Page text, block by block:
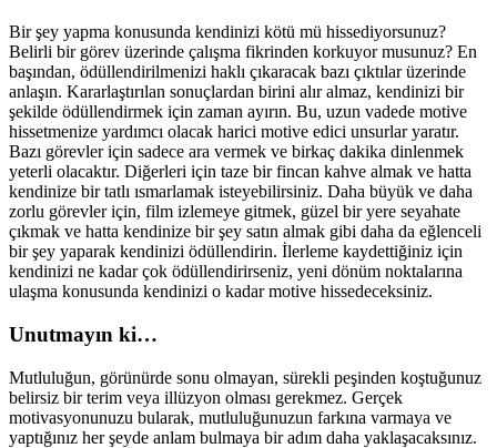
Bir şey yapma konusunda kendinizi kötü mü hissediyorsunuz?
Belirli bir görev üzerinde çalışma fikrinden korkuyor musunuz? En
başından, ödüllendirilmenizi haklı çıkaracak bazı çıktılar üzerinde
anlaşın. Kararlaştırılan sonuçlardan birini alır almaz, kendinizi bir
şekilde ödüllendirmek için zaman ayırın. Bu, uzun vadede motive
hissetmenize yardımcı olacak harici motive edici unsurlar yaratır.
Bazı görevler için sadece ara vermek ve birkaç dakika dinlenmek
yeterli olacaktır. Diğerleri için taze bir fincan kahve almak ve hatta
kendinize bir tatlı ısmarlamak isteyebilirsiniz. Daha büyük ve daha
zorlu görevler için, film izlemeye gitmek, güzel bir yere seyahate
çıkmak ve hatta kendinize bir şey satın almak gibi daha da eğlenceli
bir şey yaparak kendinizi ödüllendirin. İlerleme kaydettiğiniz için
kendinizi ne kadar çok ödüllendirirseniz, yeni dönüm noktalarına
ulaşma konusunda kendinizi o kadar motive hissedeceksiniz.
Unutmayın ki…
Mutluluğun, görünürde sonu olmayan, sürekli peşinden koştuğunuz
belirsiz bir terim veya illüzyon olması gerekmez. Gerçek
motivasyonunuzu bularak, mutluluğunuzun farkına varmaya ve
yaptığınız her şeyde anlam bulmaya bir adım daha yaklaşacaksınız.